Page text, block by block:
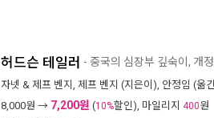
허드슨 테일러 - 중국의 심장부 깊숙이, 개
자넷 & 제프 벤지 , 제프 벤지 (지은이), 안정임 (옮
8,000원 → 7,200원 (10%할인), 마일리지 400원